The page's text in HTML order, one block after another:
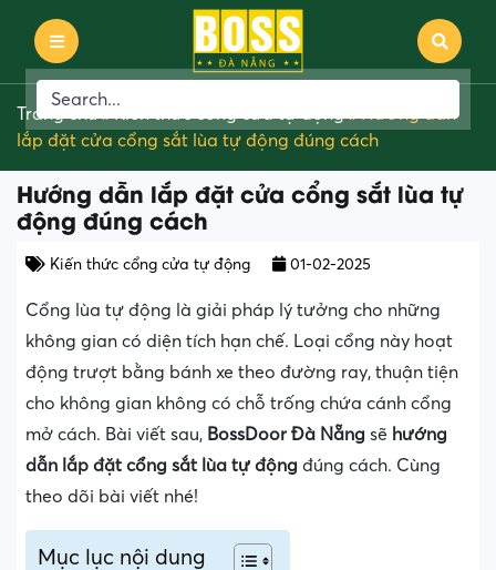
Trang chủ
lắp đặt cửa cổng sắt lùa tự động đúng cách
Hướng dẫn lắp đặt cửa cổng sắt lùa tự
động đúng cách
Kiến thức cổng cửa tự động 01-02-2025
Cổng lùa tự động là giải pháp lý tưởng cho những
không gian có diện tích hạn chế. Loại cổng này hoạt
động trượt bằng bánh xe theo đường ray, thuận tiện
cho không gian không có chỗ trống chứa cánh cổng
mở cách. Bài viết sau, BossDoor Đà Nẵng sẽ hướng
dẫn lắp đặt cổng sắt lùa tự động đúng cách. Cùng
theo dõi bài viết nhé!
Mục lục nội dung